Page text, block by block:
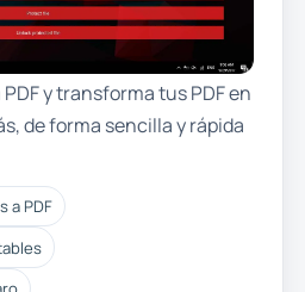
y transforma tus PDF en
de forma sencilla y rápida
a PDF